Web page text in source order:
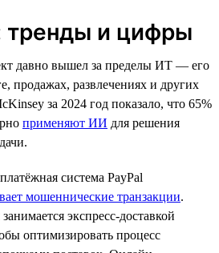
тренды и цифры
давно вышел за пределы ИТ — его
продажах, развлечениях и других
за 2024 год показало, что 65%
применяют ИИ для решения
система PayPal
мошеннические транзакции.
экспресс-доставкой
оптимизировать процесс